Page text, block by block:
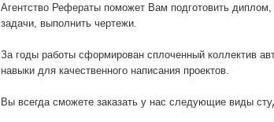
Агентство Рефераты поможет Вам подготовить
задачи, выполнить чертежи.
За годы работы сформирован сплоченный коллектив
навыки для качественного написания проектов.
Вы всегда сможете заказать у нас следующие виды